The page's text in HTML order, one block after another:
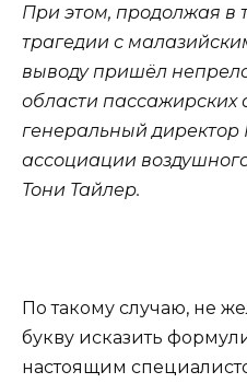
При этом, продолжая в
трагедии с
выводу пришёл
области
генеральный
ассоциации
Тони Тайлер.
По такому случаю, не
букву исказить
настоящим